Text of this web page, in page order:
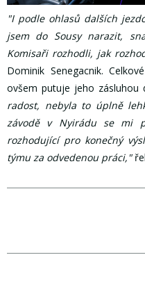
"I podle ohlasů dalších
jsem do Sousy narazit,
Komisaři rozhodli, jak
Dominik Senegacnik.
ovšem putuje jeho zásluhou
radost, nebyla to úplně
závodě v Nyirádu se mi
rozhodující pro konečný
týmu za odvedenou práci,"